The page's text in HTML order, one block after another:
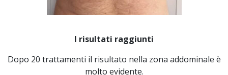
I risultati raggiunti
Dopo 20 trattamenti il risultato nella zona addominale è
molto evidente.